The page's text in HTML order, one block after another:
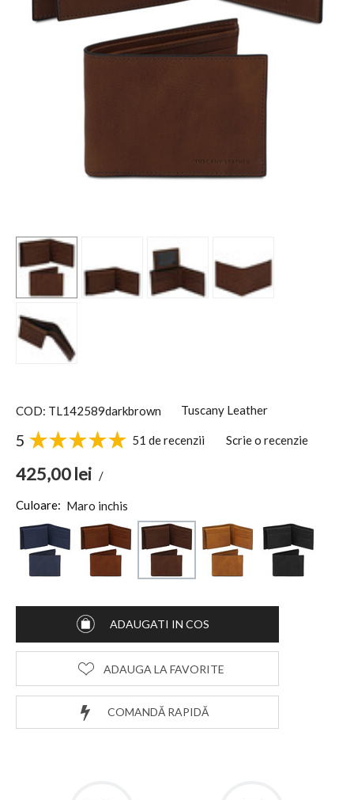
COD: TL142589darkbrown Tuscany Leather
5 51 de recenzii Scrie o recenzie
425,00lei /
Culoare: Maro inchis
ADAUGATI IN COS
COMANDĂ RAPIDĂ
ADAUGA LA FAVORITE